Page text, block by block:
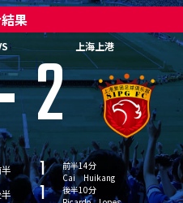
果
上海上港
2
1
1
前半14分
Cai Huikang
後半10分